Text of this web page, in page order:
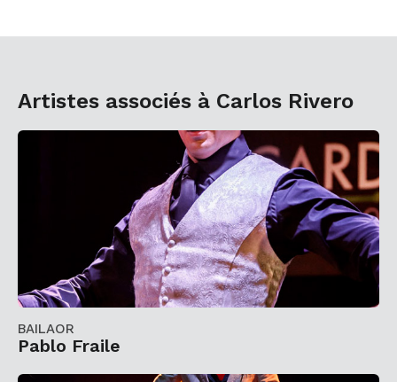
Artistes associés à Carlos Rivero
BAILAOR
Pablo Fraile